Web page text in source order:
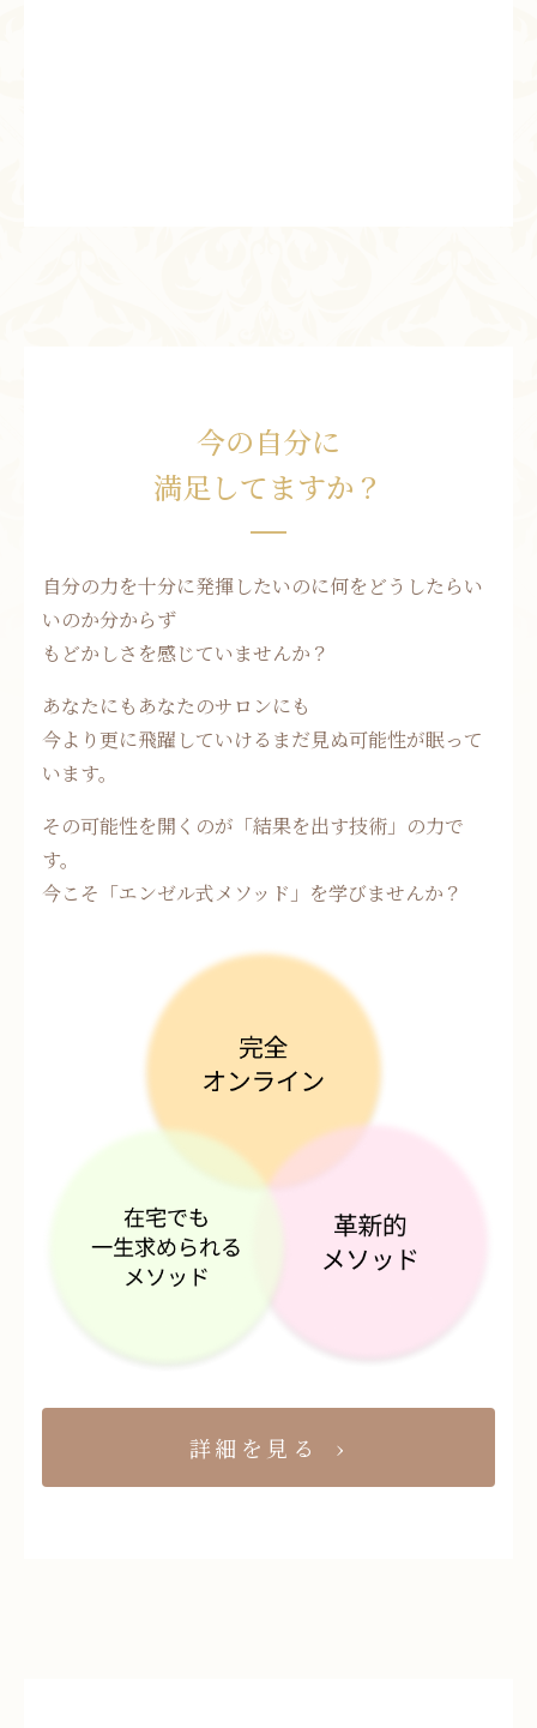
今の自分に
満足してますか？
自分の力を十分に発揮したいのに何をどうしたらい
いのか分からず
もどかしさを感じていませんか？
あなたにもあなたのサロンにも
今より更に飛躍していけるまだ見ぬ可能性が眠って
います。
その可能性を開くのが「結果を出す技術」の力で
す。
今こそ「エンゼル式メソッド」を学びませんか？
詳細を見る